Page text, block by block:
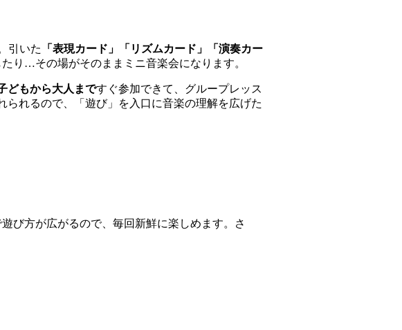
引いた
「表現カード」「リズムカード」「演奏カー
り…その場がそのままミニ音楽会になります。
どもから大人まですぐ参加できて、グループレッス
られるので、「遊び」を入口に音楽の理解を広げた
び方が広がるので、毎回新鮮に楽しめます。さ